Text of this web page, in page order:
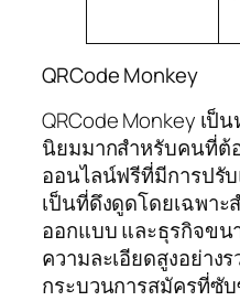
QRCode Monkey
QRCode Monkey เป็
นิยมมากสำหรับคนที่ต้อ
ออนไลน์ฟรีที่มีการปรั
เป็นที่ดึงดูดโดยเฉพา
ออกแบบ และธุรกิจขน
ความละเอียดสูงอย่าง
กระบวนการสมัครที่ซั